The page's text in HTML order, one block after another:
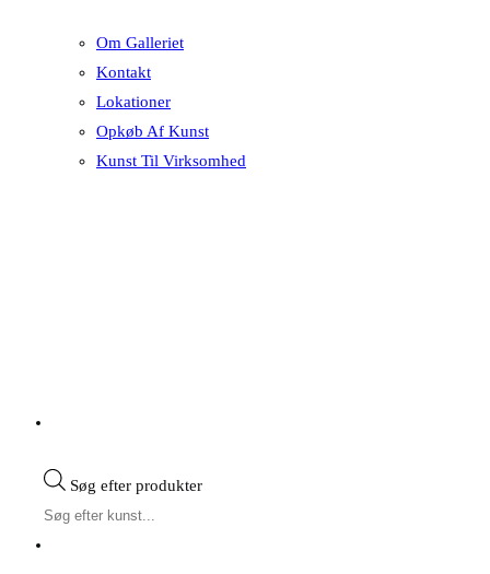
Om Galleriet
Kontakt
Lokationer
Opkøb Af Kunst
Kunst Til Virksomhed
Søg efter produkter